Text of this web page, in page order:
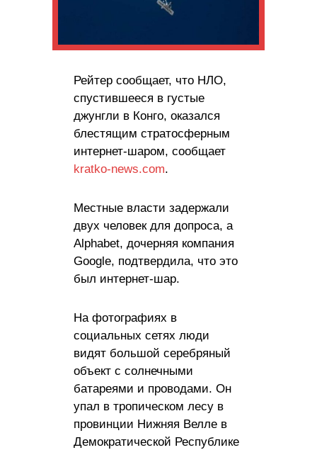
Рейтер сообщает, что НЛО,
спустившееся в густые
джунгли в Конго, оказался
блестящим стратосферным
интернет-шаром, сообщает
kratko-news.com.
Местные власти задержали
двух человек для допроса, а
Alphabet, дочерняя компания
Google, подтвердила, что это
был интернет-шар.
На фотографиях в
социальных сетях люди
видят большой серебряный
объект с солнечными
батареями и проводами. Он
упал в тропическом лесу в
провинции Нижняя Велле в
Демократической Республике